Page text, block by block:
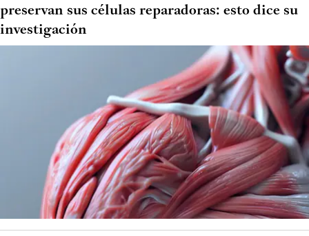
preservan sus células reparadoras: esto dice su
investigación